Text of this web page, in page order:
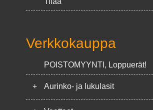
Verkkokauppa
POISTOMYYNTI, Loppuerät!
+ Aurinko- ja lukulasit